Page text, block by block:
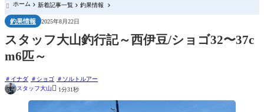
 ホーム 新着記事一覧 釣果情報
釣果情報 2025年8月22日
スタッフ大山釣行記～西伊豆/ショゴ32〜37c
m6匹～
イナダ ショゴ
ソルトルアー
スタッフ大山 1分31秒